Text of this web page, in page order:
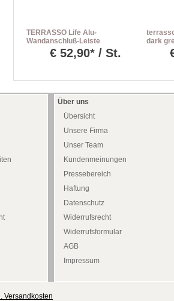
TERRASSO Life Alu-
Wandanschluß-Leiste
€ 52,90* / St.
dark
Über uns
Übersicht
Unsere Firma
Unser Team
Kundenmeinungen
Pressebereich
Haftung
Datenschutz
Widerrufsrecht
Widerrufsformular
AGB
Impressum
Versandkosten